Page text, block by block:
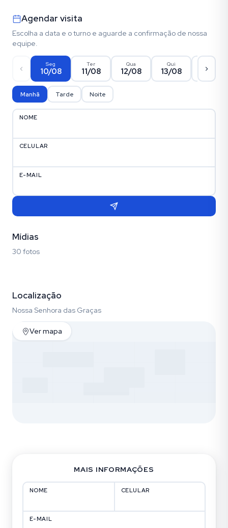
Agendar visita
Escolha a data e o turno e aguarde a confirmação de nossa
equipe.
Seg
10/08
Ter
11/08
Qua
12/08
Qui
13/08 14/08
Manhã Tarde Noite
NOME
CELULAR
E-MAIL
Mídias
30 fotos
Localização
Nossa Senhora das Graças
Ver mapa
MAIS INFORMAÇÕES
NOME CELULAR
E-MAIL